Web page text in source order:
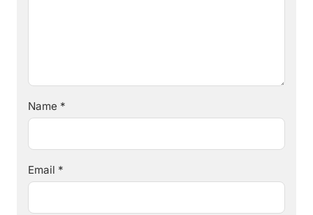
Name *
Email *